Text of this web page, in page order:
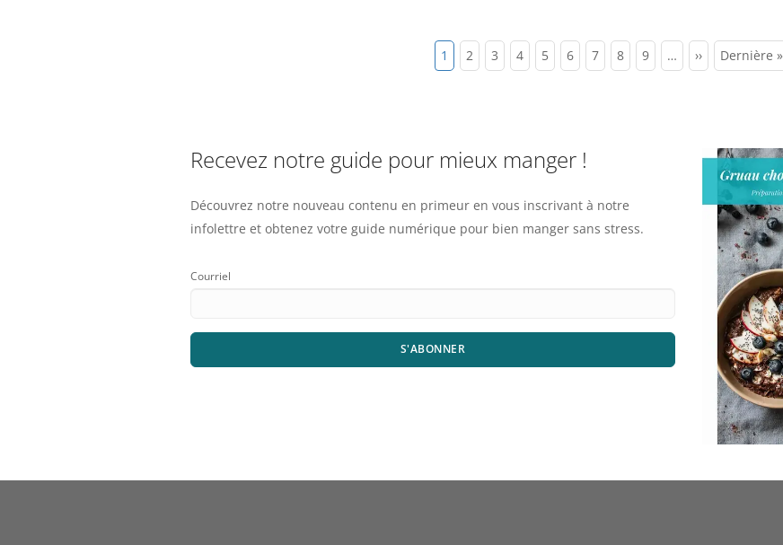
Page
courante
1 Page
2 Page
3 Page
4 Page
5 Page
6 Page
7 Page
8 Page
9 …
Page
suivante
››
Dernière
page
Dernière »
Recevez notre guide pour mieux manger !
Découvrez notre nouveau contenu en primeur en vous inscrivant à notre
infolettre et obtenez votre guide numérique pour bien manger sans stress.
Courriel
S'ABONNER